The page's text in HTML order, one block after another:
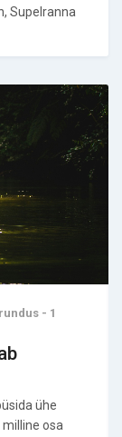
Supelranna
- 1
ühe
osa